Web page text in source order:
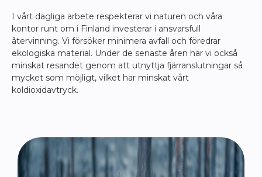
I vårt dagliga arbete respekterar vi naturen och våra
kontor runt om i Finland investerar i ansvarsfull
återvinning. Vi försöker minimera avfall och föredrar
ekologiska material. Under de senaste åren har vi också
minskat resandet genom att utnyttja fjärranslutningar så
mycket som möjligt, vilket har minskat vårt
koldioxidavtryck.